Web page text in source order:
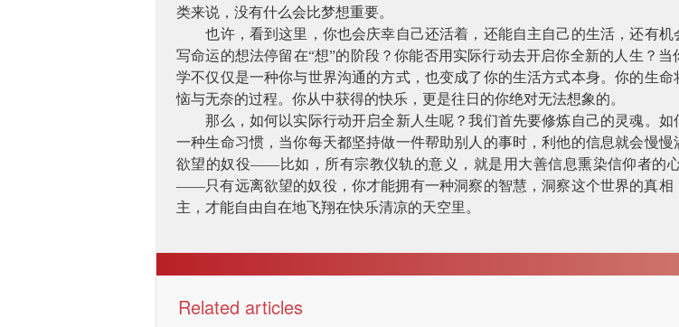
类来说，没有什么会比梦想重要。
也许，看到这里，你也会庆幸自己还活着，还能自主自己的生活，还有
写命运的想法停留在“想”的阶段？你能否用实际行动去开启你全新的人生？
学不仅仅是一种你与世界沟通的方式，也变成了你的生活方式本身。你的生
恼与无奈的过程。你从中获得的快乐，更是往日的你绝对无法想象的。
那么，如何以实际行动开启全新人生呢？我们首先要修炼自己的灵魂。
一种生命习惯，当你每天都坚持做一件帮助别人的事时，利他的信息就会慢
欲望的奴役——比如，所有宗教仪轨的意义，就是用大善信息熏染信仰者的
——只有远离欲望的奴役，你才能拥有一种洞察的智慧，洞察这个世界的真相
主，才能自由自在地飞翔在快乐清凉的天空里。
Related articles